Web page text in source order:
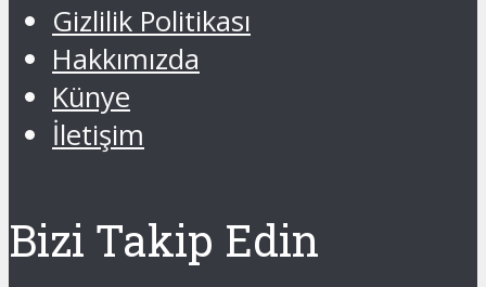
Gizlilik Politikası
Hakkımızda
Künye
İletişim
Bizi Takip Edin